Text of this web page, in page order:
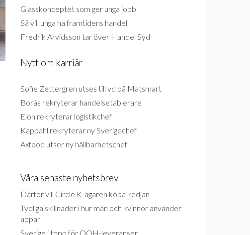
Glasskonceptet som ger unga jobb
Så vill unga ha framtidens handel
Fredrik Arvidsson tar över Handel Syd
Nytt om karriär
Sofie Zettergren utses till vd på Matsmart
Borås rekryterar handelsetablerare
Elon rekryterar logistikchef
Kappahl rekryterar ny Sverigechef
Axfood utser ny hållbarhetschef
Våra senaste nyhetsbrev
Därför vill Circle K-ägaren köpa kedjan
Tydliga skillnader i hur män och kvinnor använder
appar
Sverige i topp för OOH-leveranser